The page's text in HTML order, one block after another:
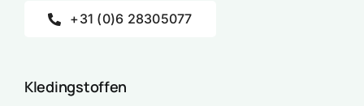
+31 (0)6 28305077
Kledingstoffen